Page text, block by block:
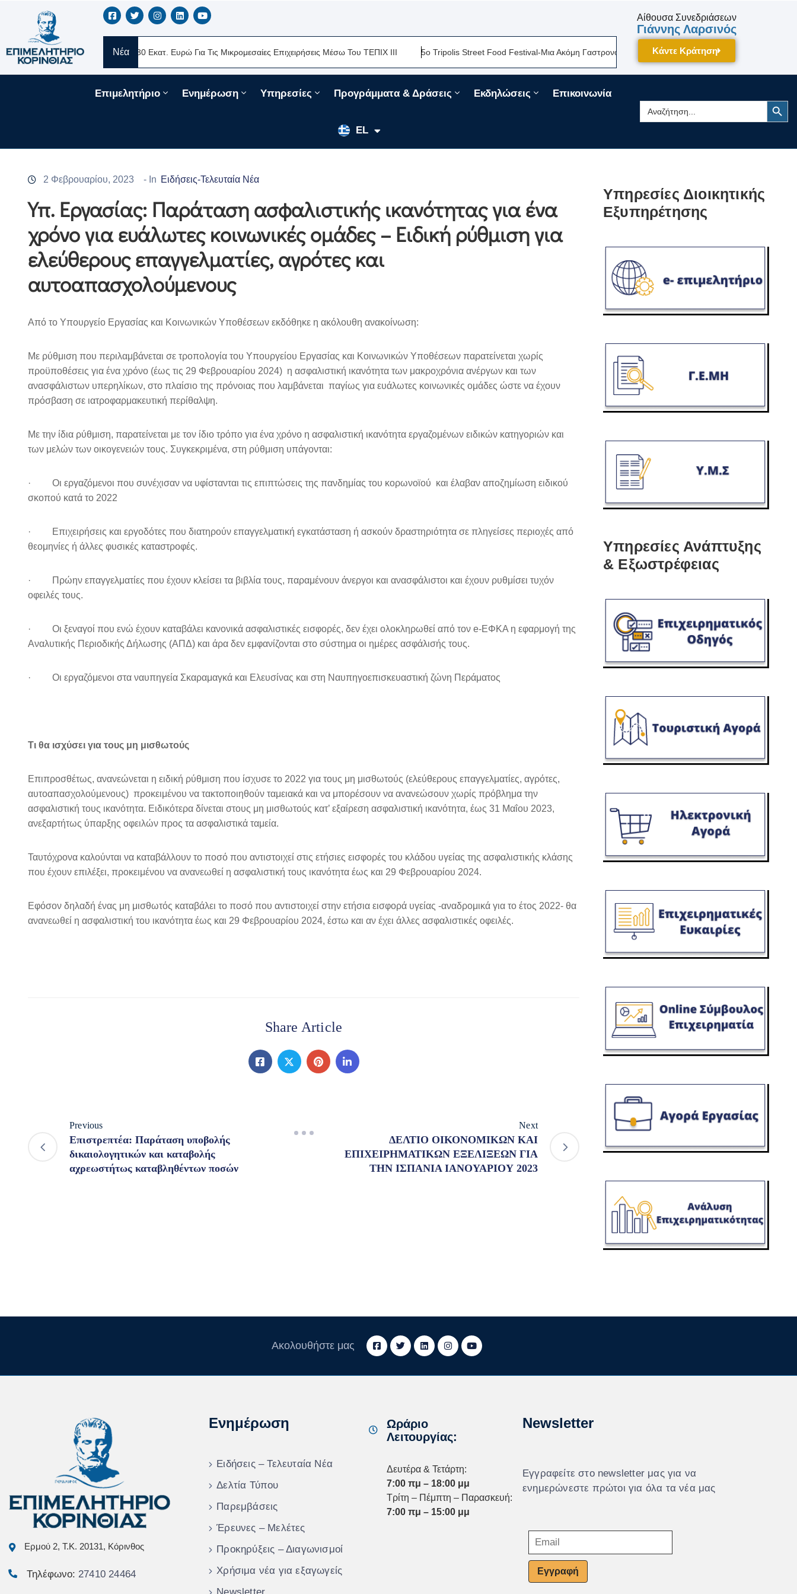
Νέα
Ελλάς Νέα Δάνεια 330 Εκατ. Ευρώ Για Τις Μικρομεσαίες Επιχειρήσεις Μέσω Του ΤΕΠΙΧ ΙΙΙ 5ο Tripolis Street Food Festival-Μια Ακόμη Γαστρονομική Γιορτή Της Πελοποννήσου Δίνει Ραντεβού Τον
Αίθουσα Συνεδριάσεων
Γιάννης Λαρσινός
Κάντε Κράτηση
Επιμελητήριο Ενημέρωση Υπηρεσίες Προγράμματα & Δράσεις Εκδηλώσεις Επικοινωνία
EL
EN
FR
Search
for:
Search Button
2 Φεβρουαρίου, 2023 - In Ειδήσεις-Τελευταία Νέα
Υπ. Εργασίας: Παράταση ασφαλιστικής ικανότητας για ένα
χρόνο για ευάλωτες κοινωνικές ομάδες – Ειδική ρύθμιση για
ελεύθερους επαγγελματίες, αγρότες και
αυτοαπασχολούμενους
Από το Υπουργείο Εργασίας και Κοινωνικών Υποθέσεων εκδόθηκε η ακόλουθη ανακοίνωση:
Με ρύθμιση που περιλαμβάνεται σε τροπολογία του Υπουργείου Εργασίας και Κοινωνικών Υποθέσεων παρατείνεται χωρίς
προϋποθέσεις για ένα χρόνο (έως τις 29 Φεβρουαρίου 2024) η ασφαλιστική ικανότητα των μακροχρόνια ανέργων και των
ανασφάλιστων υπερηλίκων, στο πλαίσιο της πρόνοιας που λαμβάνεται παγίως για ευάλωτες κοινωνικές ομάδες ώστε να έχουν
πρόσβαση σε ιατροφαρμακευτική περίθαλψη.
Με την ίδια ρύθμιση, παρατείνεται με τον ίδιο τρόπο για ένα χρόνο η ασφαλιστική ικανότητα εργαζομένων ειδικών κατηγοριών και
των μελών των οικογενειών τους. Συγκεκριμένα, στη ρύθμιση υπάγονται:
· Οι εργαζόμενοι που συνέχισαν να υφίστανται τις επιπτώσεις της πανδημίας του κορωνοϊού και έλαβαν αποζημίωση ειδικού
σκοπού κατά το 2022
· Επιχειρήσεις και εργοδότες που διατηρούν επαγγελματική εγκατάσταση ή ασκούν δραστηριότητα σε πληγείσες περιοχές από
θεομηνίες ή άλλες φυσικές καταστροφές.
· Πρώην επαγγελματίες που έχουν κλείσει τα βιβλία τους, παραμένουν άνεργοι και ανασφάλιστοι και έχουν ρυθμίσει τυχόν
οφειλές τους.
· Οι ξεναγοί που ενώ έχουν καταβάλει κανονικά ασφαλιστικές εισφορές, δεν έχει ολοκληρωθεί από τον e-ΕΦΚΑ η εφαρμογή της
Αναλυτικής Περιοδικής Δήλωσης (ΑΠΔ) και άρα δεν εμφανίζονται στο σύστημα οι ημέρες ασφάλισής τους.
· Οι εργαζόμενοι στα ναυπηγεία Σκαραμαγκά και Ελευσίνας και στη Ναυπηγοεπισκευαστική ζώνη Περάματος
Τι θα ισχύσει για τους μη μισθωτούς
Επιπροσθέτως, ανανεώνεται η ειδική ρύθμιση που ίσχυσε το 2022 για τους μη μισθωτούς (ελεύθερους επαγγελματίες, αγρότες,
αυτοαπασχολούμενους) προκειμένου να τακτοποιηθούν ταμειακά και να μπορέσουν να ανανεώσουν χωρίς πρόβλημα την
ασφαλιστική τους ικανότητα. Ειδικότερα δίνεται στους μη μισθωτούς κατ’ εξαίρεση ασφαλιστική ικανότητα, έως 31 Μαΐου 2023,
ανεξαρτήτως ύπαρξης οφειλών προς τα ασφαλιστικά ταμεία.
Ταυτόχρονα καλούνται να καταβάλλουν το ποσό που αντιστοιχεί στις ετήσιες εισφορές του κλάδου υγείας της ασφαλιστικής κλάσης
που έχουν επιλέξει, προκειμένου να ανανεωθεί η ασφαλιστική τους ικανότητα έως και 29 Φεβρουαρίου 2024.
Εφόσον δηλαδή ένας μη μισθωτός καταβάλει το ποσό που αντιστοιχεί στην ετήσια εισφορά υγείας -αναδρομικά για το έτος 2022- θα
ανανεωθεί η ασφαλιστική του ικανότητα έως και 29 Φεβρουαρίου 2024, έστω και αν έχει άλλες ασφαλιστικές οφειλές.
Share Article
Previous
Επιστρεπτέα: Παράταση υποβολής
δικαιολογητικών και καταβολής
αχρεωστήτως καταβληθέντων ποσών
Next
ΔΕΛΤΙΟ ΟΙΚΟΝΟΜΙΚΩΝ ΚΑΙ
ΕΠΙΧΕΙΡΗΜΑΤΙΚΩΝ ΕΞΕΛΙΞΕΩΝ ΓΙΑ
ΤΗΝ ΙΣΠΑΝΙΑ ΙΑΝΟΥΑΡΙΟΥ 2023
Υπηρεσίες Διοικητικής
Εξυπηρέτησης
Υπηρεσίες Ανάπτυξης
& Εξωστρέφειας
Ακολουθήστε μας
Ερμού 2, Τ.Κ. 20131, Κόρινθος
Τηλέφωνο: 27410 24464
Ενημέρωση
Ειδήσεις – Τελευταία Νέα
Δελτία Τύπου
Παρεμβάσεις
Έρευνες – Μελέτες
Προκηρύξεις – Διαγωνισμοί
Χρήσιμα νέα για εξαγωγείς
Ωράριο
Λειτουργίας:
Δευτέρα & Τετάρτη:
7:00 πμ – 18:00 μμ
Τρίτη – Πέμπτη – Παρασκευή:
7:00 πμ – 15:00 μμ
Newsletter
Εγγραφείτε στο newsletter μας για να
ενημερώνεστε πρώτοι για όλα τα νέα μας
Εγγραφή